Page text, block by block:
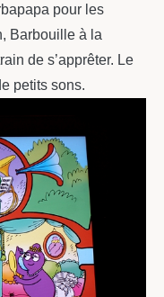
pour les
Barbouille à la
de s’apprêter. Le
petits sons.